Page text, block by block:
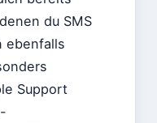
du SMS
ebenfalls
Support